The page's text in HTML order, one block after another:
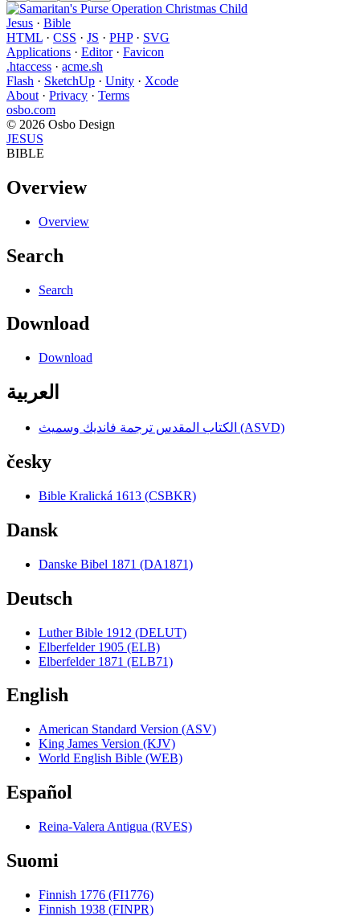
Jesus · Bible
HTML · CSS · JS · PHP· SVG
Applications · Editor· Favicon
.htaccess · acme.sh
Flash · SketchUp · Unity · Xcode
About · Privacy · Terms
osbo.com
© 2026 Osbo Design
JESUS
BIBLE
Overview
Overview
Search
Search
Download
Download
العربية
الكتاب المقدس ترجمة فانديك وسميث (ASVD)
česky
Bible Kralická 1613 (CSBKR)
Dansk
Danske Bibel 1871 (DA1871)
Deutsch
Luther Bible 1912 (DELUT)
Elberfelder 1905 (ELB)
Elberfelder 1871 (ELB71)
English
American Standard Version (ASV)
King James Version (KJV)
World English Bible (WEB)
Español
Reina-Valera Antigua (RVES)
Suomi
Finnish 1776 (FI1776)
Finnish 1938 (FINPR)